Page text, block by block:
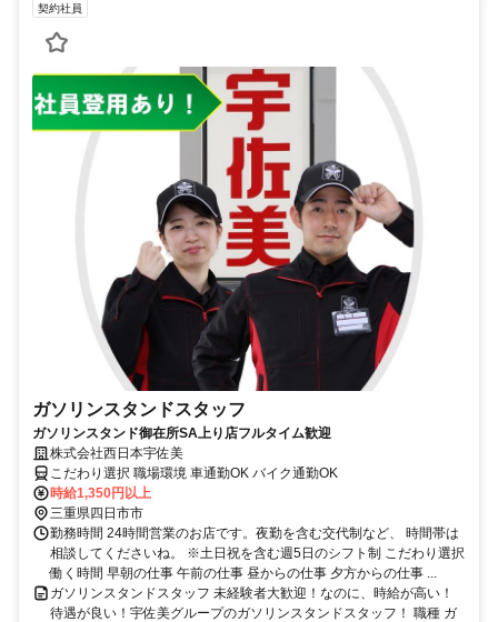
契約社員
ガソリンスタンドスタッフ
ガソリンスタンド御在所SA上り店フルタイム歓迎
株式会社西日本宇佐美
こだわり選択 職場環境 車通勤OK バイク通勤OK
時給1,350円以上
三重県四日市市
勤務時間 24時間営業のお店です。夜勤を含む交代制など、 時間帯は
相談してくださいね。 ※土日祝を含む週5日のシフト制 こだわり選択
働く時間 早朝の仕事 午前の仕事 昼からの仕事 夕方からの仕事 ...
ガソリンスタンドスタッフ 未経験者大歓迎！なのに、時給が高い！
待遇が良い！宇佐美グループのガソリンスタンドスタッフ！ 職種 ガ